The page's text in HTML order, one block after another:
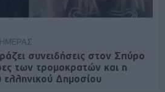
συνειδήσεις στον Σπύρο
των τρομοκρατών και η
Δημοσίου